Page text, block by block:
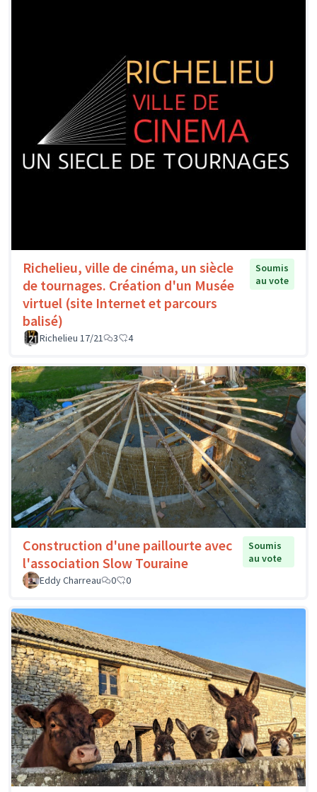
Richelieu, ville de cinéma, un siècle
de tournages. Création d'un Musée
virtuel (site Internet et parcours
balisé)
Soumis
au vote
Richelieu 17/21 3 4
Construction d'une paillourte avec
l'association Slow Touraine
Soumis
au vote
Eddy Charreau
0 0